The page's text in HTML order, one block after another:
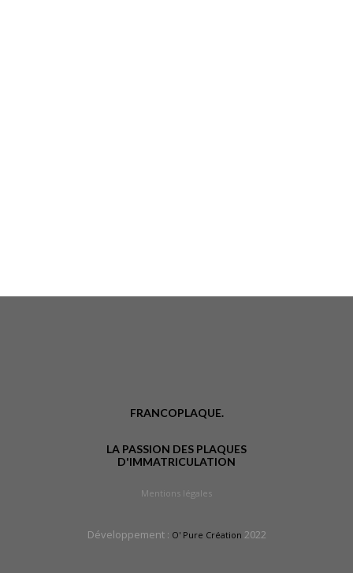
FRANCOPLAQUE.
LA PASSION DES PLAQUES
D'IMMATRICULATION
Mentions légales
Développement : O' Pure Création 2022